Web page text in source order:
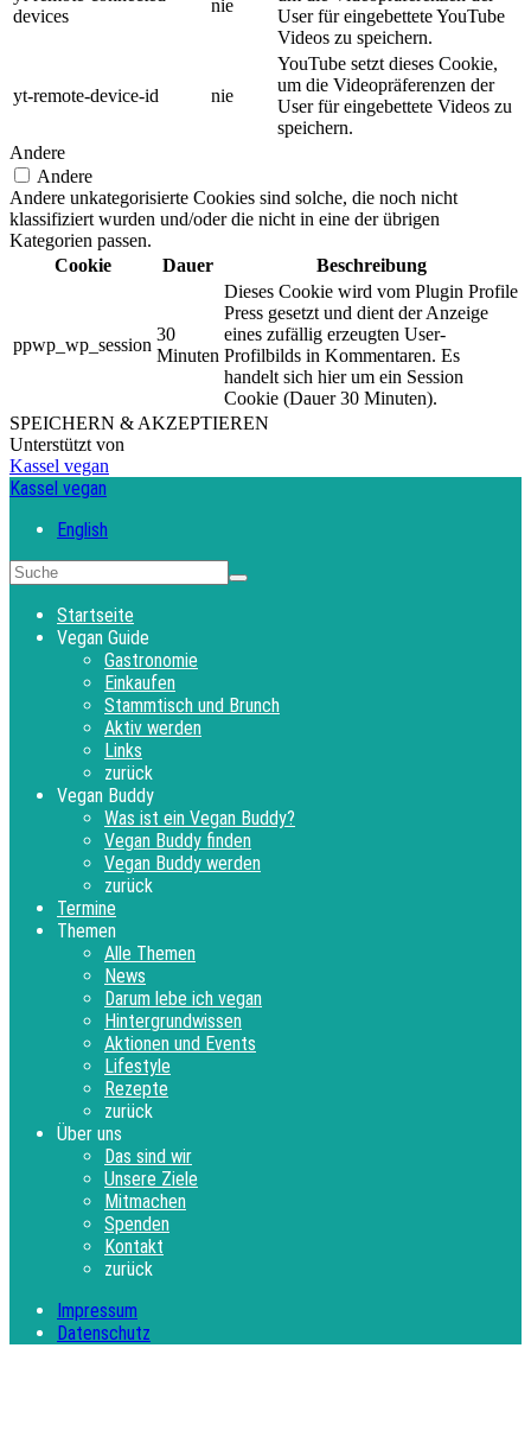
devices
nie
User für eingebettete YouTube
Videos zu speichern.
yt-remote-device-id nie
YouTube setzt dieses Cookie,
um die Videopräferenzen der
User für eingebettete Videos zu
speichern.
Andere
Andere
Andere unkategorisierte Cookies sind solche, die noch nicht
klassifiziert wurden und/oder die nicht in eine der übrigen
Kategorien passen.
Cookie
Dauer Beschreibung
ppwp_wp_session
30
Minuten
Dieses Cookie wird vom Plugin Profile
Press gesetzt und dient der Anzeige
eines zufällig erzeugten User-
Profilbilds in Kommentaren. Es
handelt sich hier um ein Session
Cookie (Dauer 30 Minuten).
SPEICHERN & AKZEPTIEREN
Unterstützt von
Kassel vegan
Kassel vegan
English
Startseite
Vegan Guide
Gastronomie
Einkaufen
Stammtisch und Brunch
Aktiv werden
Links
zurück
Vegan Buddy
Was ist ein Vegan Buddy?
Vegan Buddy finden
Vegan Buddy werden
zurück
Termine
Themen
Alle Themen
News
Darum lebe ich vegan
Hintergrundwissen
Aktionen und Events
Lifestyle
Rezepte
zurück
Über uns
Das sind wir
Unsere Ziele
Mitmachen
Spenden
Kontakt
zurück
Impressum
Datenschutz